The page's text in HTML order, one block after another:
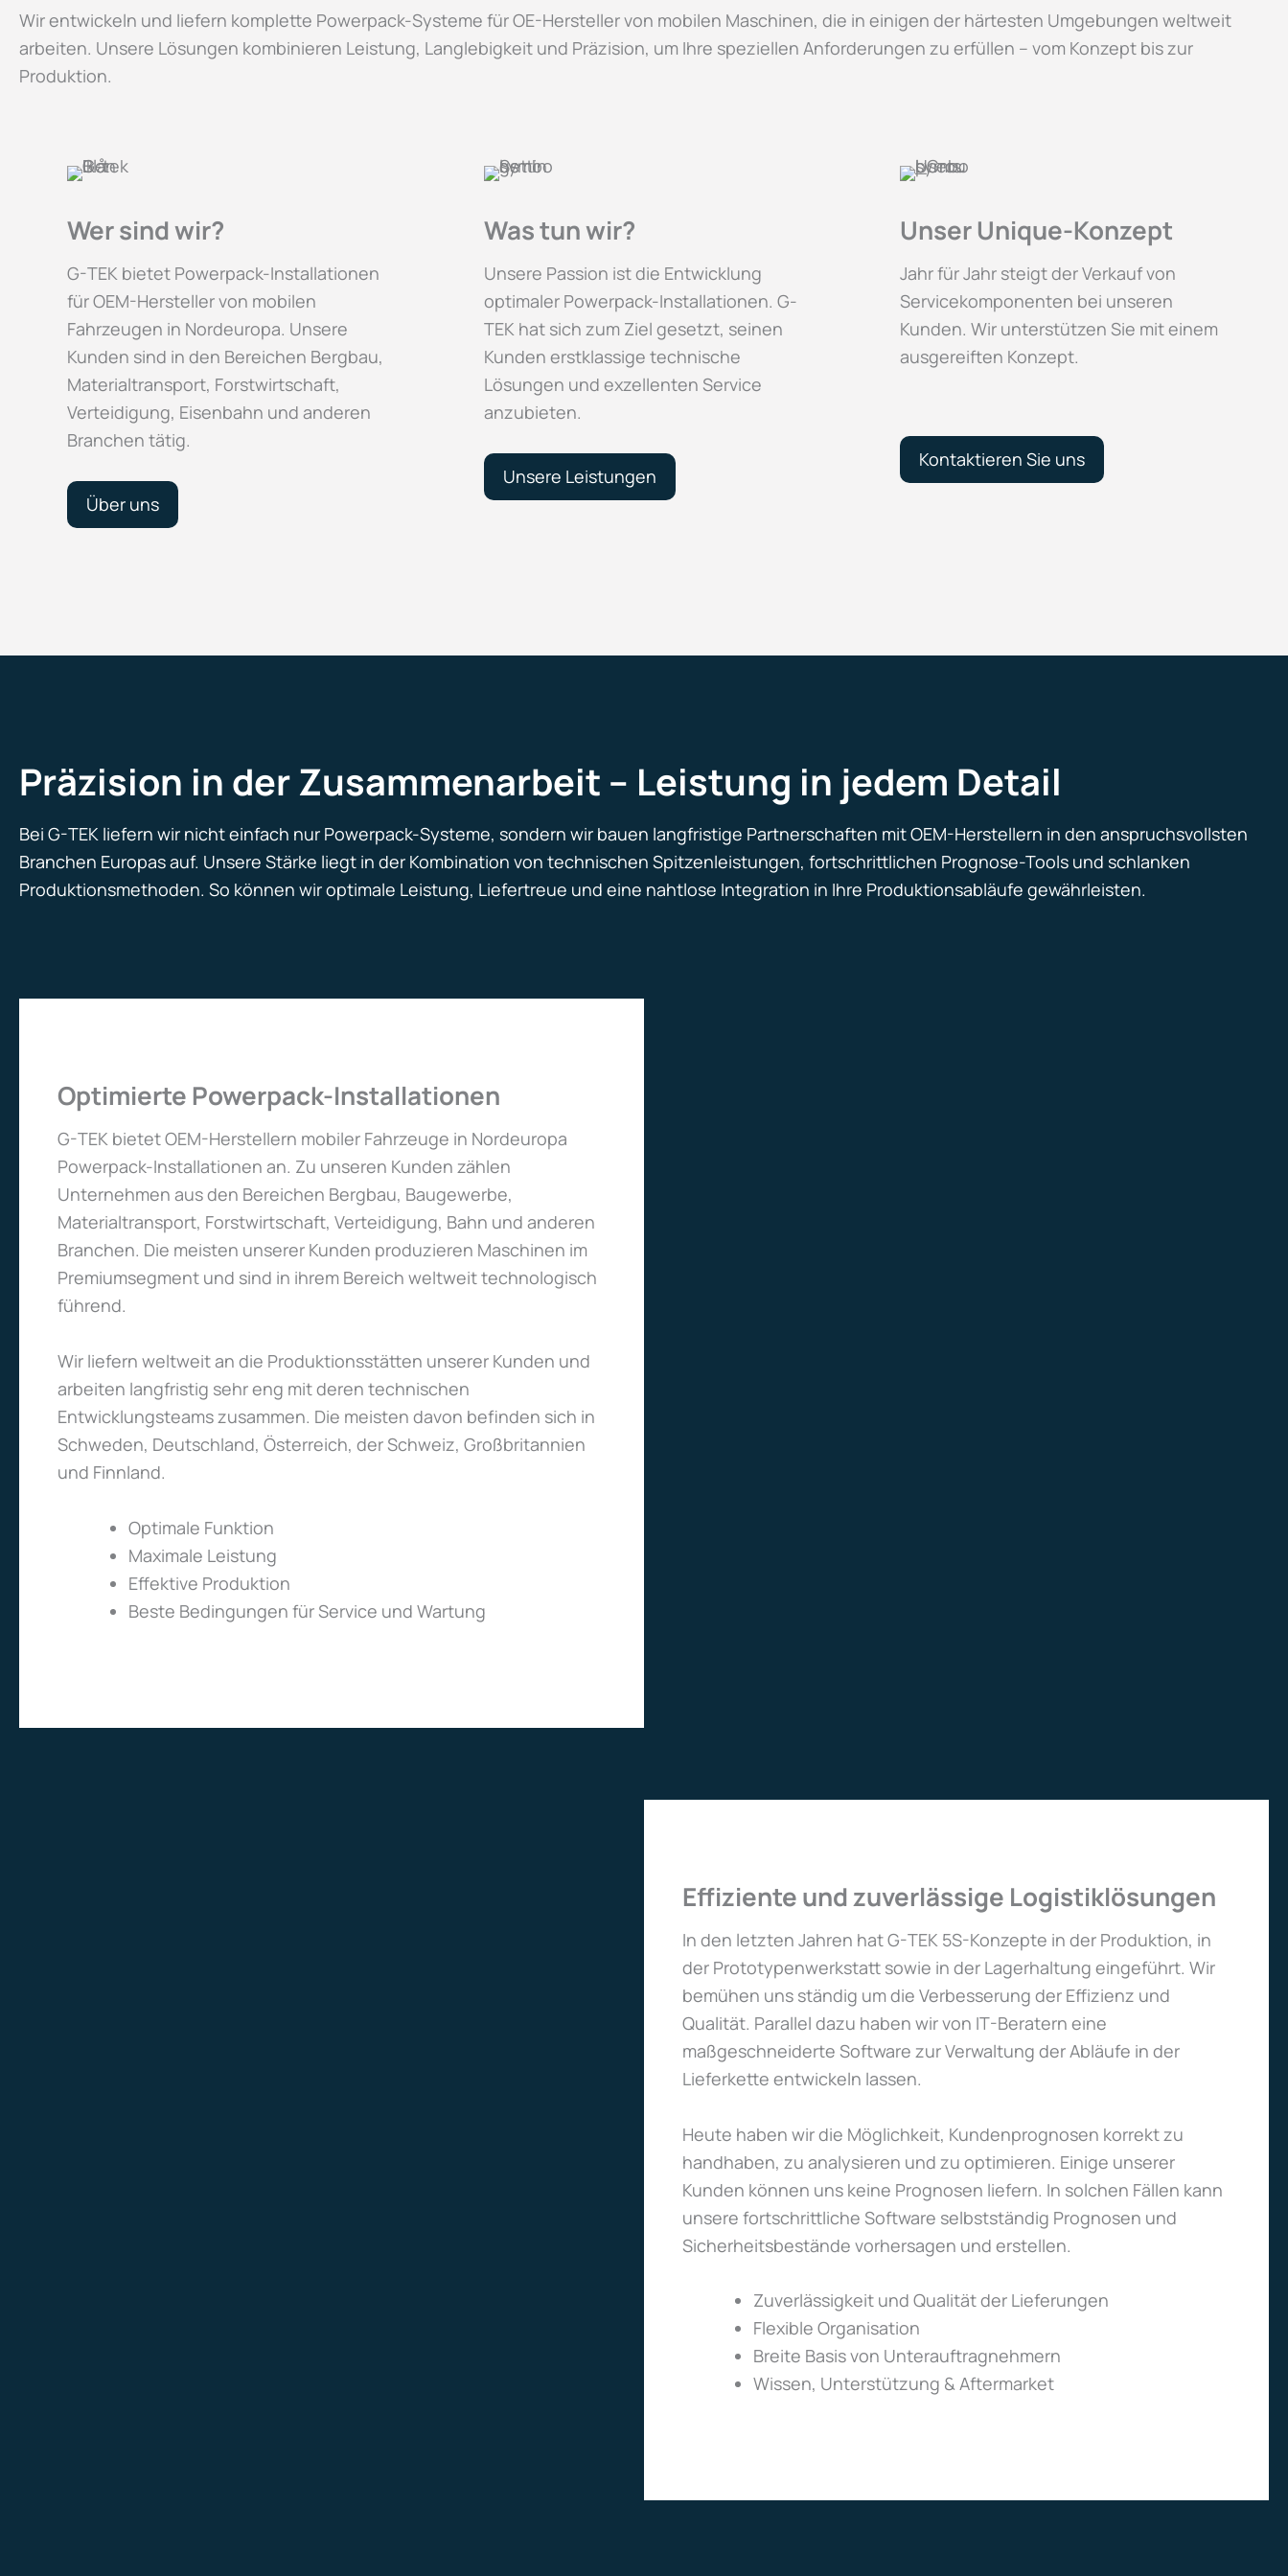
Wir entwickeln und liefern komplette Powerpack-Systeme für OE-Hersteller von mobilen Maschinen, die in einigen der härtesten Umgebungen weltweit
arbeiten. Unsere Lösungen kombinieren Leistung, Langlebigkeit und Präzision, um Ihre speziellen Anforderungen zu erfüllen – vom Konzept bis zur
Produktion.
Wer sind wir?
G-TEK bietet Powerpack-Installationen
für OEM-Hersteller von mobilen
Fahrzeugen in Nordeuropa. Unsere
Kunden sind in den Bereichen Bergbau,
Materialtransport, Forstwirtschaft,
Verteidigung, Eisenbahn und anderen
Branchen tätig.
Über uns
Was tun wir?
Unsere Passion ist die Entwicklung
optimaler Powerpack-Installationen. G-
TEK hat sich zum Ziel gesetzt, seinen
Kunden erstklassige technische
Lösungen und exzellenten Service
anzubieten.
Unsere Leistungen
Unser Unique-Konzept
Jahr für Jahr steigt der Verkauf von
Servicekomponenten bei unseren
Kunden. Wir unterstützen Sie mit einem
ausgereiften Konzept.
Kontaktieren Sie uns
Präzision in der Zusammenarbeit – Leistung in jedem Detail
Bei G-TEK liefern wir nicht einfach nur Powerpack-Systeme, sondern wir bauen langfristige Partnerschaften mit OEM-Herstellern in den anspruchsvollsten
Branchen Europas auf. Unsere Stärke liegt in der Kombination von technischen Spitzenleistungen, fortschrittlichen Prognose-Tools und schlanken
Produktionsmethoden. So können wir optimale Leistung, Liefertreue und eine nahtlose Integration in Ihre Produktionsabläufe gewährleisten.
Optimierte Powerpack-Installationen
G-TEK bietet OEM-Herstellern mobiler Fahrzeuge in Nordeuropa
Powerpack-Installationen an. Zu unseren Kunden zählen
Unternehmen aus den Bereichen Bergbau, Baugewerbe,
Materialtransport, Forstwirtschaft, Verteidigung, Bahn und anderen
Branchen. Die meisten unserer Kunden produzieren Maschinen im
Premiumsegment und sind in ihrem Bereich weltweit technologisch
führend.
Wir liefern weltweit an die Produktionsstätten unserer Kunden und
arbeiten langfristig sehr eng mit deren technischen
Entwicklungsteams zusammen. Die meisten davon befinden sich in
Schweden, Deutschland, Österreich, der Schweiz, Großbritannien
und Finnland.
Optimale Funktion
Maximale Leistung
Effektive Produktion
Beste Bedingungen für Service und Wartung
Effiziente und zuverlässige Logistiklösungen
In den letzten Jahren hat G-TEK 5S-Konzepte in der Produktion, in
der Prototypenwerkstatt sowie in der Lagerhaltung eingeführt. Wir
bemühen uns ständig um die Verbesserung der Effizienz und
Qualität. Parallel dazu haben wir von IT-Beratern eine
maßgeschneiderte Software zur Verwaltung der Abläufe in der
Lieferkette entwickeln lassen.
Heute haben wir die Möglichkeit, Kundenprognosen korrekt zu
handhaben, zu analysieren und zu optimieren. Einige unserer
Kunden können uns keine Prognosen liefern. In solchen Fällen kann
unsere fortschrittliche Software selbstständig Prognosen und
Sicherheitsbestände vorhersagen und erstellen.
Zuverlässigkeit und Qualität der Lieferungen
Flexible Organisation
Breite Basis von Unterauftragnehmern
Wissen, Unterstützung & Aftermarket